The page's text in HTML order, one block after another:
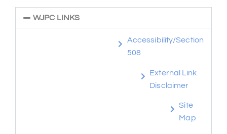
WJPC LINKS
Accessibility/Section
508
External Link
Disclaimer
Site
Map